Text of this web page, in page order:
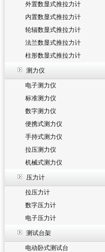
外置数显式推拉力计
内置数显式推拉力计
轮辐数显式推拉力计
法兰数显式推拉力计
柱形数显式推拉力计
测力仪
电子测力仪
标准测力仪
数字测力仪
便携式测力仪
手持式测力仪
拉压测力仪
机械式测力仪
压力计
拉压力计
数字压力计
电子压力计
测试台架
电动卧式测试台